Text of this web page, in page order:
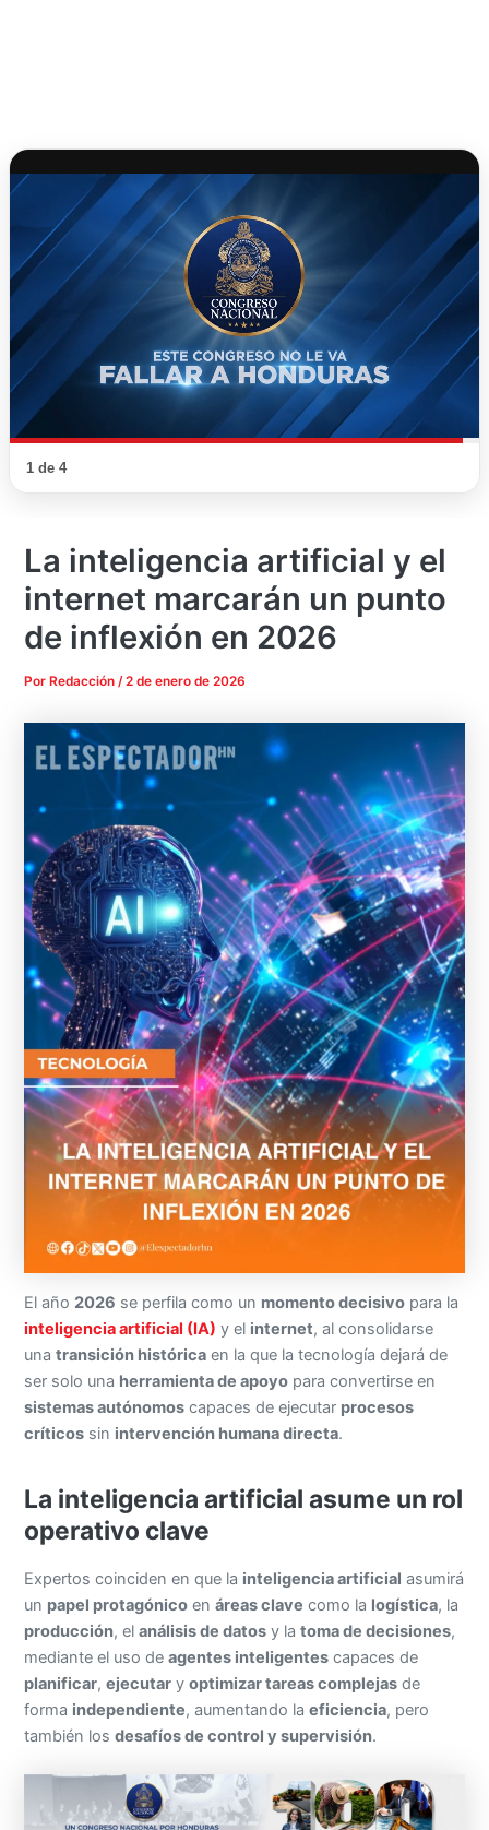
1 de 4
La inteligencia artificial y el
internet marcarán un punto
de inflexión en 2026
Por Redacción/2 de enero de 2026
El año 2026 se perfila como un momento decisivo para la
inteligencia artificial (IA) y el internet, al consolidarse
unatransición histórica en la que la tecnología dejará de
ser solo una herramienta de apoyo para convertirse en
sistemas autónomos capaces de ejecutar procesos
críticos sin intervención humana directa.
La inteligencia artificial asume un rol
operativo clave
Expertos coinciden en que la inteligencia artificial asumirá
un papel protagónico enáreas clave como la logística, la
producción, elanálisis de datos y latoma de decisiones,
mediante el uso deagentes inteligentes capaces de
planificar,ejecutar yoptimizar tareas complejas de
forma independiente, aumentando laeficiencia, pero
también losdesafíos de control y supervisión.